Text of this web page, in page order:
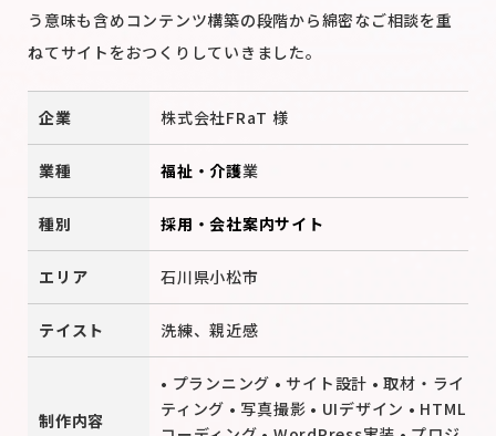
う意味も含めコンテンツ構築の段階から綿密なご相談を重
ねてサイトをおつくりしていきました。
企業 株式会社FRaT 様
業種 福祉・介護業
種別 採用・会社案内サイト
エリア 石川県小松市
テイスト 洗練、親近感
制作内容
• プランニング • サイト設計 • 取材・ライ
ティング • 写真撮影 • UIデザイン • HTML